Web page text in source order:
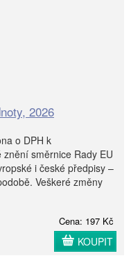
2026
o DPH k
znění směrnice Rady EU
i české předpisy –
Veškeré změny
Cena: 197 Kč
KOUPIT